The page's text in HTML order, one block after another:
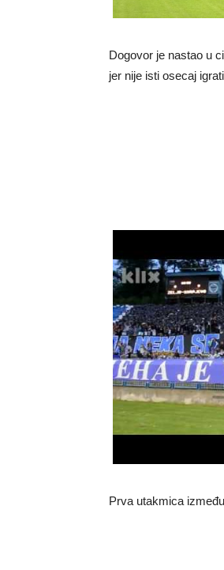
Dogovor je nastao u
jer nije isti osecaj
Prva utakmica